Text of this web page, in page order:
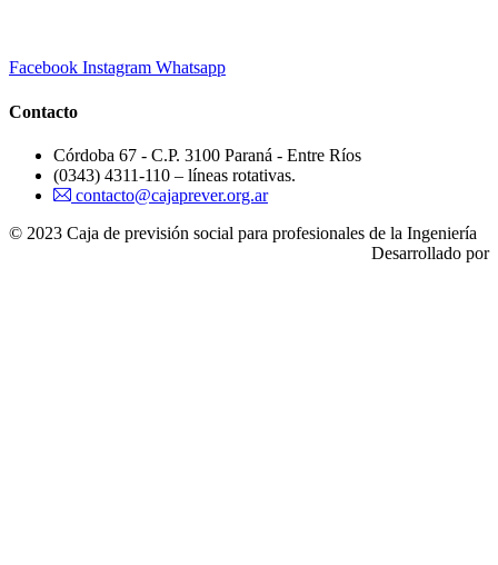
Facebook Instagram Whatsapp
Contacto
Córdoba 67 - C.P. 3100 Paraná - Entre Ríos
(0343) 4311-110 – líneas rotativas.
contacto@cajaprever.org.ar
© 2023 Caja de previsión social para profesionales de la Ingeniería
Desarrollado por